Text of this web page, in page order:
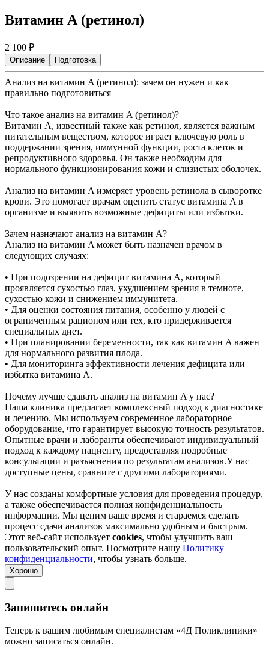
Витамин А (ретинол)
2 100 ₽
Описание Подготовка
Анализ на витамин A (ретинол): зачем он нужен и как
правильно подготовиться
Что такое анализ на витамин A (ретинол)?
Витамин A, известный также как ретинол, является важным
питательным веществом, которое играет ключевую роль в
поддержании зрения, иммунной функции, роста клеток и
репродуктивного здоровья. Он также необходим для
нормального функционирования кожи и слизистых оболочек.
Анализ на витамин A измеряет уровень ретинола в сыворотке
крови. Это помогает врачам оценить статус витамина A в
организме и выявить возможные дефициты или избытки.
Зачем назначают анализ на витамин A?
Анализ на витамин A может быть назначен врачом в
следующих случаях:
• При подозрении на дефицит витамина A, который
проявляется сухостью глаз, ухудшением зрения в темноте,
сухостью кожи и снижением иммунитета.
• Для оценки состояния питания, особенно у людей с
ограниченным рационом или тех, кто придерживается
специальных диет.
• При планировании беременности, так как витамин A важен
для нормального развития плода.
• Для мониторинга эффективности лечения дефицита или
избытка витамина A.
Почему лучше сдавать анализ на витамин A у нас?
Наша клиника предлагает комплексный подход к диагностике
и лечению. Мы используем современное лабораторное
оборудование, что гарантирует высокую точность результатов.
Опытные врачи и лаборанты обеспечивают индивидуальный
подход к каждому пациенту, предоставляя подробные
консультации и разъяснения по результатам анализов.У нас
доступные цены, сравните с другими лабораториями.
У нас созданы комфортные условия для проведения процедур,
а также обеспечивается полная конфиденциальность
информации. Мы ценим ваше время и стараемся сделать
процесс сдачи анализов максимально удобным и быстрым.
Этот веб-сайт использует cookies, чтобы улучшить ваш
пользовательский опыт. Посмотрите нашу Политику
конфиденциальности, чтобы узнать больше.
Хорошо
Запишитесь онлайн
Теперь к вашим любимым специалистам «4Д Поликлиники»
можно записаться онлайн.